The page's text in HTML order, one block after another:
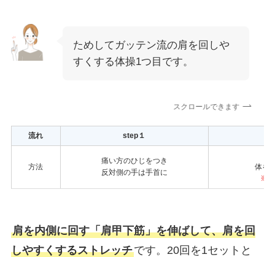
ためしてガッテン流の肩を回しや
すくする体操1つ目です。
スクロールできます
流れ step１
方法
痛い方のひじをつき
反対側の手は手首に
体を
※テ
肩を内側に回す「肩甲下筋」を伸ばして、肩を回
しやすくするストレッチです。20回を1セットと